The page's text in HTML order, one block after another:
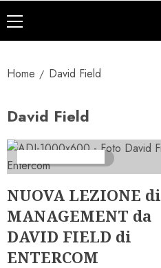
Menu
principale
Home David Field
David Field
NUOVA LEZIONE di
MANAGEMENT da
DAVID FIELD di
ENTERCOM